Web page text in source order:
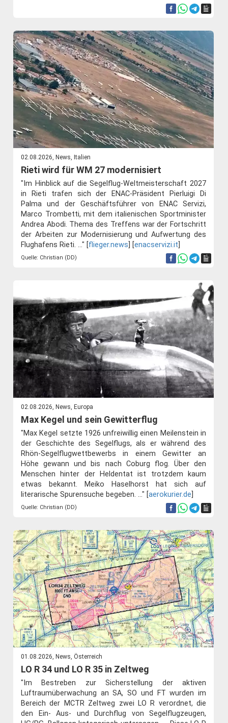
02.08.2026, News, Italien
Rieti wird für WM 27 modernisiert
"Im Hinblick auf die Segelflug-Weltmeisterschaft 2027
in Rieti trafen sich der ENAC-Präsident Pierluigi Di
Palma und der Geschäftsführer von ENAC Servizi,
Marco Trombetti, mit dem italienischen Sportminister
Andrea Abodi. Thema des Treffens war der Fortschritt
der Arbeiten zur Modernisierung und Aufwertung des
Flughafens Rieti. ..." [flieger.news ] [enacservizi.it
Quelle: Christian (DD)
02.08.2026, News, Europa
Max Kegel und sein Gewitterflug
"Max Kegel setzte 1926 unfreiwillig einen Meilenstein in
der Geschichte des Segelflugs, als er während des
Rhön-Segelflugwettbewerbs in einem Gewitter an
Höhe gewann und bis nach Coburg flog. Über den
Menschen hinter der Heldentat ist trotzdem kaum
etwas bekannt. Meiko Haselhorst hat sich auf
literarische Spurensuche begeben. ..." [aerokurier.de
Quelle: Christian (DD)
01.08.2026, News, Österreich
LO R 34 und LO R 35 in Zeltweg
"Im Bestreben zur Sicherstellung der aktiven
Luftraumüberwachung an SA, SO und FT wurden im
Bereich der MCTR Zeltweg zwei LO R verordnet, die
den Ein- Aus- und Durchflug von Segelflugzeugen,